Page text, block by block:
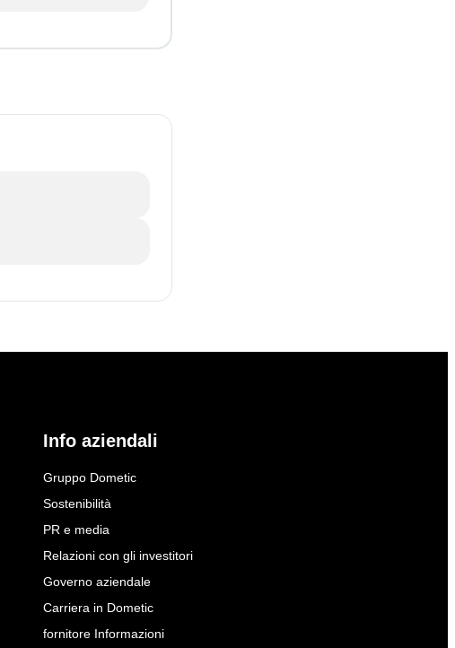
Info aziendali
Gruppo Dometic
Sostenibilità
PR e media
Relazioni con gli investitori
Governo aziendale
Carriera in Dometic
fornitore Informazioni